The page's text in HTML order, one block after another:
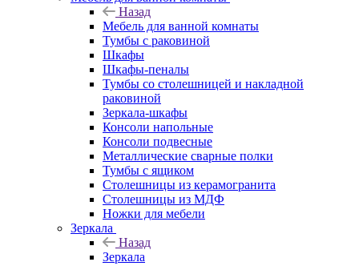
Назад
Мебель для ванной комнаты
Тумбы с раковиной
Шкафы
Шкафы-пеналы
Тумбы со столешницей и накладной
раковиной
Зеркала-шкафы
Консоли напольные
Консоли подвесные
Металлические сварные полки
Тумбы с ящиком
Столешницы из керамогранита
Столешницы из МДФ
Ножки для мебели
Зеркала
Назад
Зеркала